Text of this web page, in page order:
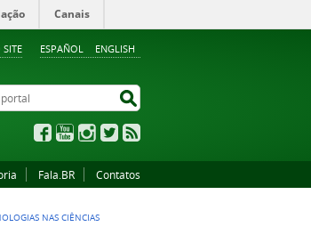
ESPAÑOL ENGLISH
Canais
FacebookYouTubeInstagram
Twitter
Fala.BR Contatos
NAS CIÊNCIAS